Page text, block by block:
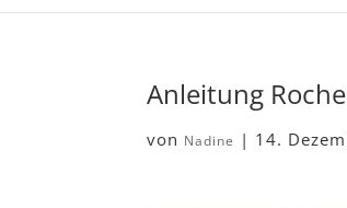
Anleitung
von Nadine | 14.